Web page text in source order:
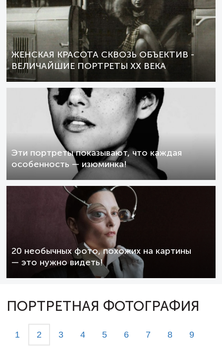
ЖЕНСКАЯ КРАСОТА СКВОЗЬ ОБЪЕКТИВ -
ВЕЛИЧАЙШИЕ ПОРТРЕТЫ XX ВЕКА
Эти портреты показывают, что каждая
особенность — изюминка!
20 необычных фото, похожих на картины
— это нужно видеть!
ПОРТРЕТНАЯ ФОТОГРАФИЯ
1 2 3 4 5 6 7 8 9